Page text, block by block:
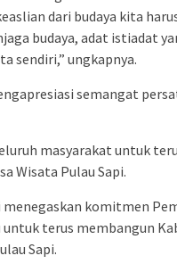
dari budaya kita
budaya, adat istiadat
sendiri,” ungkapnya.
semangat
masyarakat untuk
Wisata Pulau Sapi.
komitmen
untuk terus membangun
Sapi.